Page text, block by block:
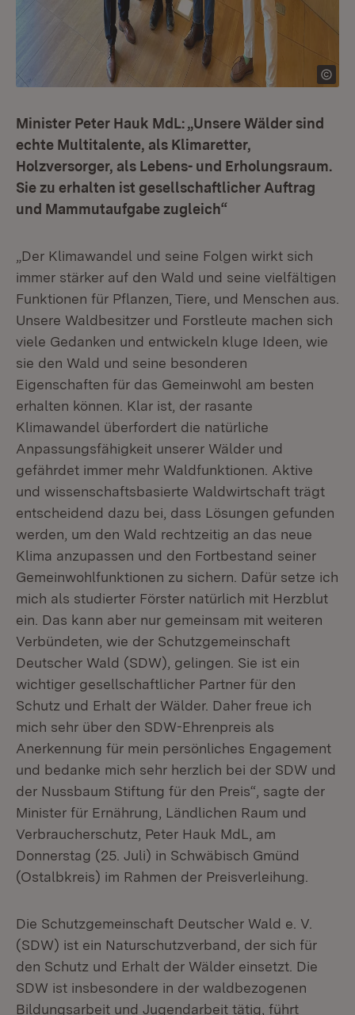
Minister Peter Hauk MdL: „Unsere Wälder sind
echte Multitalente, als Klimaretter,
Holzversorger, als Lebens- und Erholungsraum.
Sie zu erhalten ist gesellschaftlicher Auftrag
und Mammutaufgabe zugleich“
„Der Klimawandel und seine Folgen wirkt sich
immer stärker auf den Wald und seine vielfältigen
Funktionen für Pflanzen, Tiere, und Menschen aus.
Unsere Waldbesitzer und Forstleute machen sich
viele Gedanken und entwickeln kluge Ideen, wie
sie den Wald und seine besonderen
Eigenschaften für das Gemeinwohl am besten
erhalten können. Klar ist, der rasante
Klimawandel überfordert die natürliche
Anpassungsfähigkeit unserer Wälder und
gefährdet immer mehr Waldfunktionen. Aktive
und wissenschaftsbasierte Waldwirtschaft trägt
entscheidend dazu bei, dass Lösungen gefunden
werden, um den Wald rechtzeitig an das neue
Klima anzupassen und den Fortbestand seiner
Gemeinwohlfunktionen zu sichern. Dafür setze ich
mich als studierter Förster natürlich mit Herzblut
ein. Das kann aber nur gemeinsam mit weiteren
Verbündeten, wie der Schutzgemeinschaft
Deutscher Wald (SDW), gelingen. Sie ist ein
wichtiger gesellschaftlicher Partner für den
Schutz und Erhalt der Wälder. Daher freue ich
mich sehr über den SDW-Ehrenpreis als
Anerkennung für mein persönliches Engagement
und bedanke mich sehr herzlich bei der SDW und
der Nussbaum Stiftung für den Preis“, sagte der
Minister für Ernährung, Ländlichen Raum und
Verbraucherschutz, Peter Hauk MdL, am
Donnerstag (25. Juli) in Schwäbisch Gmünd
(Ostalbkreis) im Rahmen der Preisverleihung.
Die Schutzgemeinschaft Deutscher Wald e. V.
(SDW) ist ein Naturschutzverband, der sich für
den Schutz und Erhalt der Wälder einsetzt. Die
SDW ist insbesondere in der waldbezogenen
Bildungsarbeit und Jugendarbeit tätig, führt